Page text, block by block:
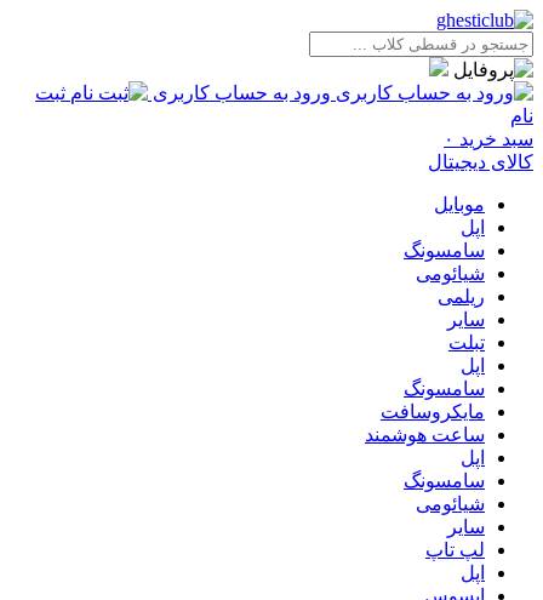
ورود به حساب کاربری
ثبت
نام
سبد خرید ۰
کالای دیجیتال
موبایل
اپل
سامسونگ
شیائومی
ریلمی
سایر
تبلت
اپل
سامسونگ
مایکروسافت
ساعت هوشمند
اپل
سامسونگ
شیائومی
سایر
لپ تاپ
اپل
ایسوس